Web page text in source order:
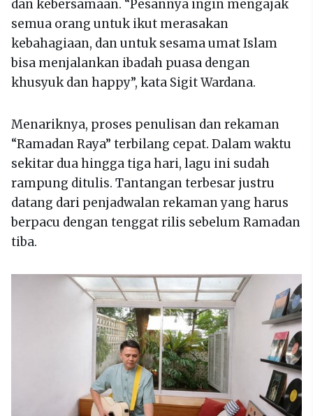
dan kebersamaan. “Pesannya ingin mengajak
semua orang untuk ikut merasakan
kebahagiaan, dan untuk sesama umat Islam
bisa menjalankan ibadah puasa dengan
khusyuk dan happy”, kata Sigit Wardana.
Menariknya, proses penulisan dan rekaman
“Ramadan Raya” terbilang cepat. Dalam waktu
sekitar dua hingga tiga hari, lagu ini sudah
rampung ditulis. Tantangan terbesar justru
datang dari penjadwalan rekaman yang harus
berpacu dengan tenggat rilis sebelum Ramadan
tiba.